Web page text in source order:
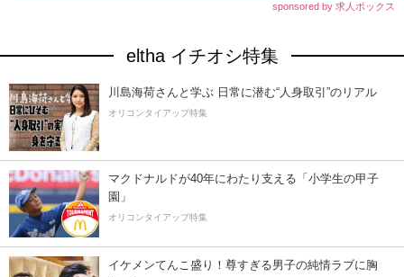
sponsored by 求人ボックス
eltha イチオシ特集
川島海荷さんと学ぶ 日常に潜む“人身取引”のリアル
オリコンタイアップ特集
マクドナルドが40年にわたり支える「小学生の甲子
園」
オリコンタイアップ特集
イケメンてんこ盛り！尊すぎる男子の純情ラブに胸